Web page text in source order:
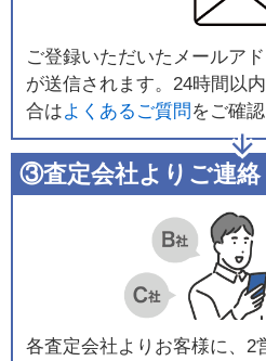
ご登録いただいたメールア
が送信されます。24時間以
合はよくあるご質問 をご確
③査定会社よりご連絡
各査定会社よりお客様に、2